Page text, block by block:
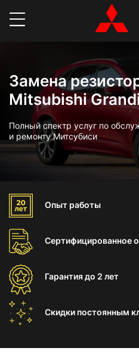
Замена
Mitsubishi
Полный спектр услуг по
и ремонту Митсубиси
Опыт работы
Сертифицированное
Гарантиядо 2 лет
Скидки постоянным